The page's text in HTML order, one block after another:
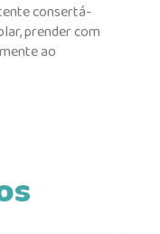
consertá-
prender com
ao